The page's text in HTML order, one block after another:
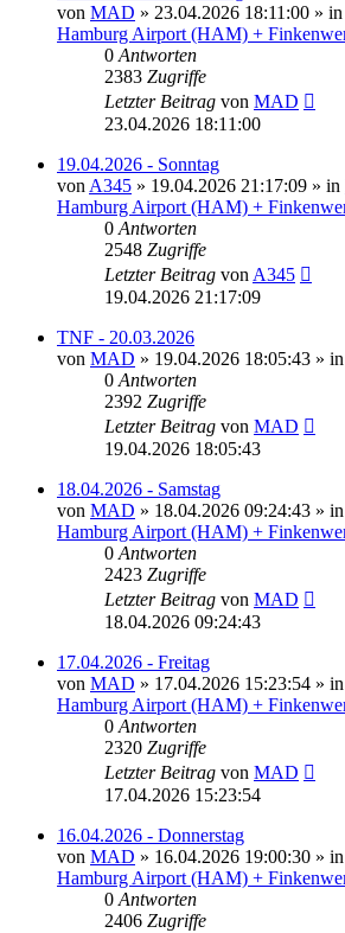
von MAD » 23.04.2026 18:11:00 » in
Hamburg Airport (HAM) +
0 Antworten
2383 Zugriffe
Letzter Beitrag von MAD
23.04.2026 18:11:00
19.04.2026 - Sonntag
von A345 » 19.04.2026 21:17:09 » in
Hamburg Airport (HAM) +
0 Antworten
2548 Zugriffe
Letzter Beitrag von A345
19.04.2026 21:17:09
TNF - 20.03.2026
von MAD » 19.04.2026 18:05:43 » in
0 Antworten
2392 Zugriffe
Letzter Beitrag von MAD
19.04.2026 18:05:43
18.04.2026 - Samstag
von MAD » 18.04.2026 09:24:43 » in
Hamburg Airport (HAM) +
0 Antworten
2423 Zugriffe
Letzter Beitrag von MAD
18.04.2026 09:24:43
17.04.2026 - Freitag
von MAD » 17.04.2026 15:23:54 » in
Hamburg Airport (HAM) +
0 Antworten
2320 Zugriffe
Letzter Beitrag von MAD
17.04.2026 15:23:54
16.04.2026 - Donnerstag
von MAD » 16.04.2026 19:00:30 » in
Hamburg Airport (HAM) +
0 Antworten
2406 Zugriffe